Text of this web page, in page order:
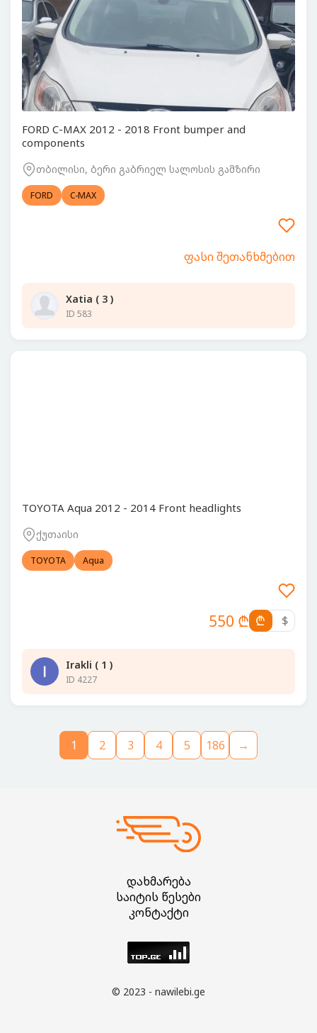
FORD C-MAX 2012 - 2018 Front bumper and
components
თბილისი, ბერი გაბრიელ სალოსის გამზირი
FORD C-MAX
ფასი შეთანხმებით
Xatia ( 3 )
ID 583
TOYOTA Aqua 2012 - 2014 Front headlights
ქუთაისი
TOYOTA Aqua
550 ₾ ₾ $
Irakli ( 1 )
ID 4227
1 2 3 4 5 186 →
დახმარება
საიტის წესები
კონტაქტი
© 2023 - nawilebi.ge